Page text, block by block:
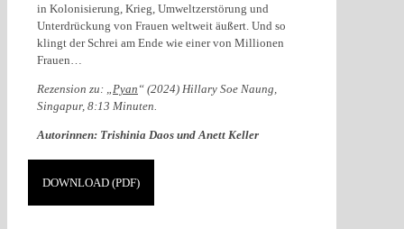
in Kolonisierung, Krieg, Umweltzerstörung und
Unterdrückung von Frauen weltweit äußert. Und so
klingt der Schrei am Ende wie einer von Millionen
Frauen…
Rezension zu: „ Pyan “ (2024) Hillary Soe Naung,
Singapur, 8:13 Minuten.
Autorinnen: Trishinia Daos und Anett Keller
DOWNLOAD (PDF)